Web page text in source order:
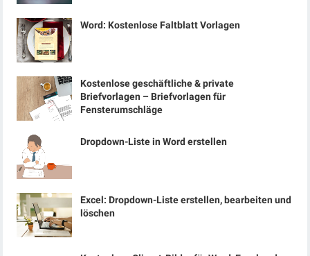
Word: Kostenlose Faltblatt Vorlagen
Kostenlose geschäftliche & private
Briefvorlagen – Briefvorlagen für
Fensterumschläge
Dropdown-Liste in Word erstellen
Excel: Dropdown-Liste erstellen, bearbeiten und
löschen